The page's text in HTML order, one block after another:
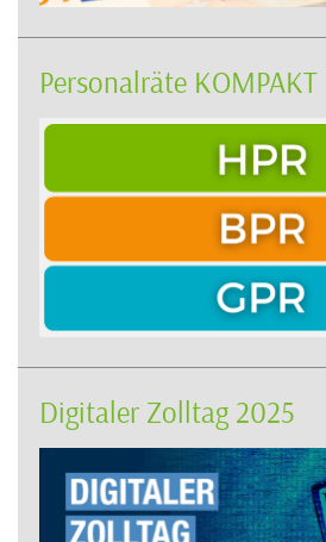
Personalräte KOMPAKT
Digitaler Zolltag 2025